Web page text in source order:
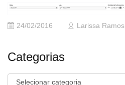
24/02/2016 Larissa Ramos
Categorias
Categorias